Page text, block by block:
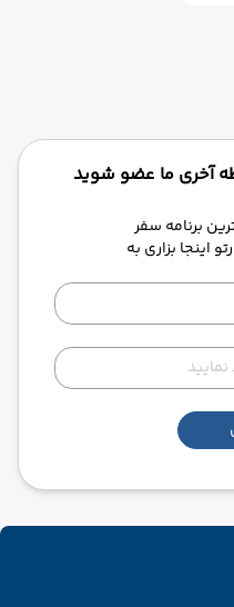
آخری ما عضو شوید
برنامه سفر
اینجا بزاری به